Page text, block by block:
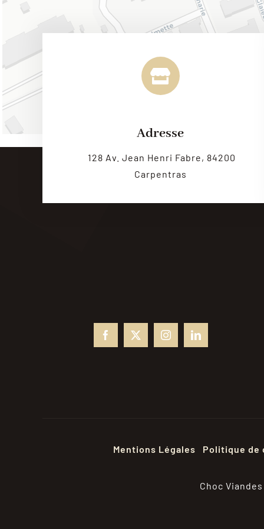
Adresse
128 Av. Jean Henri Fabre, 84200
Carpentras
Mentions Légales Politique
Choc